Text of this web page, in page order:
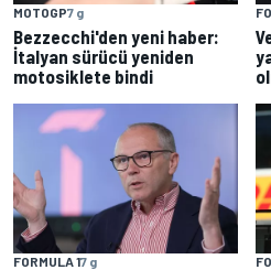
MOTOGP7 g
Bezzecchi'den yeni haber:
İtalyan sürücü yeniden
motosiklete bindi
FORMULA 17 g